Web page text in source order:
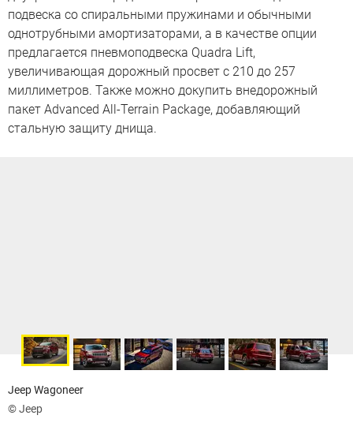
подвеска со спиральными пружинами и обычными
однотрубными амортизаторами, а в качестве опции
предлагается пневмоподвеска Quadra Lift,
увеличивающая дорожный просвет с 210 до 257
миллиметров. Также можно докупить внедорожный
пакет Advanced All-Terrain Package, добавляющий
стальную защиту днища.
Jeep Wagoneer
© Jeep